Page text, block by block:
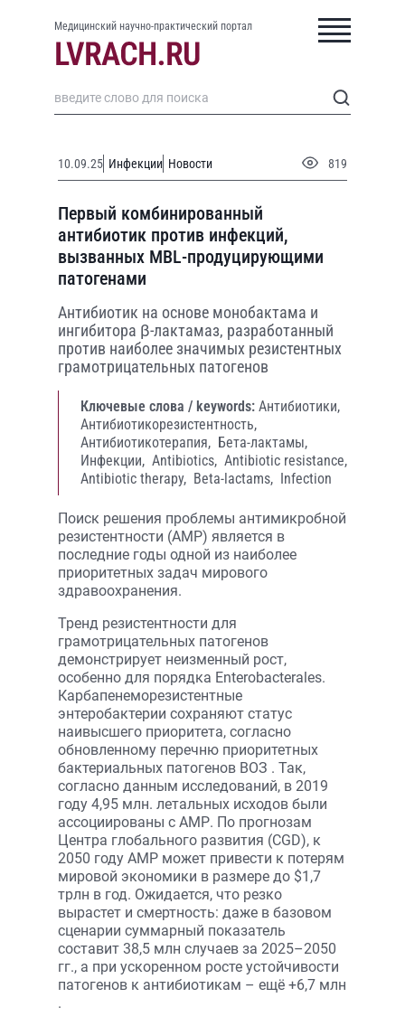
Медицинский научно-практический портал
10.09.25 Инфекции Новости 819
Первый комбинированный
антибиотик против инфекций,
вызванных MBL-продуцирующими
патогенами
Антибиотик на основе монобактама и
ингибитора β-лактамаз, разработанный
против наиболее значимых резистентных
грамотрицательных патогенов
Ключевые слова / keywords: Антибиотики,
Антибиотикорезистентность,
Антибиотикотерапия, Бета-лактамы,
Инфекции, Antibiotics, Antibiotic resistance,
Antibiotic therapy, Beta-lactams, Infection
Поиск решения проблемы антимикробной
резистентности (АМР) является в
последние годы одной из наиболее
приоритетных задач мирового
здравоохранения.
Тренд резистентности для
грамотрицательных патогенов
демонстрирует неизменный рост,
особенно для порядка Enterobacterales.
Карбапенеморезистентные
энтеробактерии сохраняют статус
наивысшего приоритета, согласно
обновленному перечню приоритетных
бактериальных патогенов ВОЗ . Так,
согласно данным исследований, в 2019
году 4,95 млн. летальных исходов были
ассоциированы с АМР. По прогнозам
Центра глобального развития (CGD), к
2050 году АМР может привести к потерям
мировой экономики в размере до $1,7
трлн в год. Ожидается, что резко
вырастет и смертность: даже в базовом
сценарии суммарный показатель
составит 38,5 млн случаев за 2025–2050
гг., а при ускоренном росте устойчивости
патогенов к антибиотикам – ещё +6,7 млн
.